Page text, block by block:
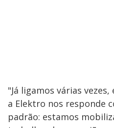
"Já ligamos várias
a Elektro nos responde
padrão: estamos